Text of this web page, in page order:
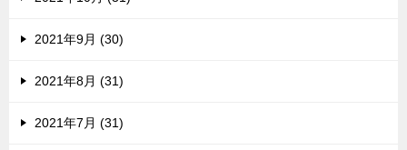
2021年9月 (30)
2021年8月 (31)
2021年7月 (31)